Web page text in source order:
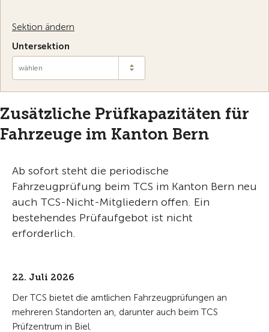
Sektion ändern
Untersektion
wählen
Zusätzliche Prüfkapazitäten für
Fahrzeuge im Kanton Bern
Ab sofort steht die periodische
Fahrzeugprüfung beim TCS im Kanton Bern neu
auch TCS-Nicht-Mitgliedern offen. Ein
bestehendes Prüfaufgebot ist nicht
erforderlich.
22. Juli 2026
Der TCS bietet die amtlichen Fahrzeugprüfungen an
mehreren Standorten an, darunter auch beim TCS
Prüfzentrum in Biel.